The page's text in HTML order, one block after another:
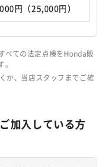
円（25,000円）
べての法定点検をHonda販
。
か、当店スタッフまでご確
加入している方